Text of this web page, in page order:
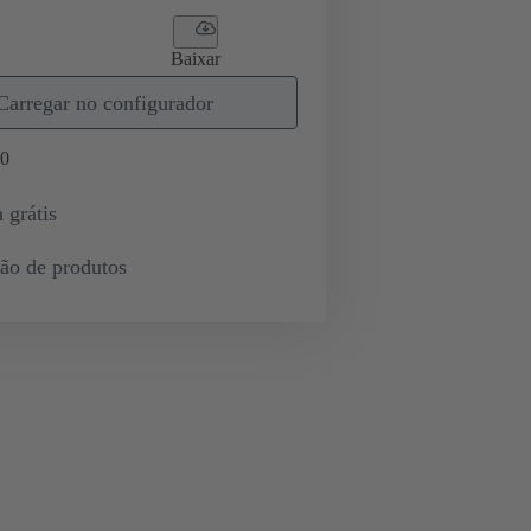
Baixar
no configurador
0
grátis
de produtos